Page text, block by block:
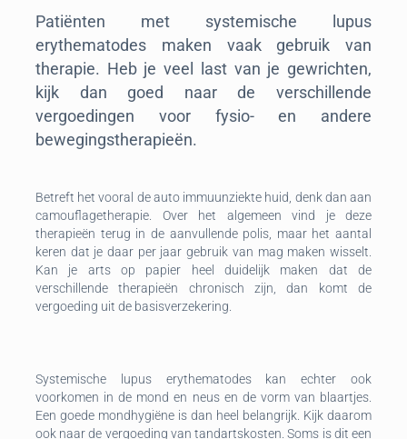
Patiënten met systemische lupus
erythematodes maken vaak gebruik van
therapie. Heb je veel last van je gewrichten,
kijk dan goed naar de verschillende
vergoedingen voor fysio- en andere
bewegingstherapieën.
Betreft het vooral de auto immuunziekte huid, denk dan aan
camouflagetherapie. Over het algemeen vind je deze
therapieën terug in de aanvullende polis, maar het aantal
keren dat je daar per jaar gebruik van mag maken wisselt.
Kan je arts op papier heel duidelijk maken dat de
verschillende therapieën chronisch zijn, dan komt de
vergoeding uit de basisverzekering.
Systemische lupus erythematodes kan echter ook
voorkomen in de mond en neus en de vorm van blaartjes.
Een goede mondhygiëne is dan heel belangrijk. Kijk daarom
ook naar de vergoeding van tandartskosten. Soms is dit een